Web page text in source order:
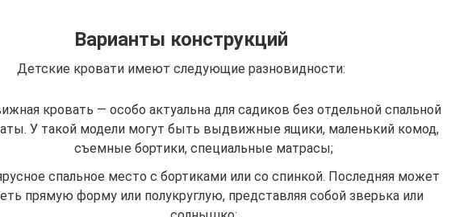
Варианты конструкций
Детские кровати имеют следующие разновидности:
кровать — особо актуальна для садиков без отдельной спальной
У такой модели могут быть выдвижные ящики, маленький комод,
съемные бортики, специальные матрасы;
спальное место с бортиками или со спинкой. Последняя может
прямую форму или полукруглую, представляя собой зверька или